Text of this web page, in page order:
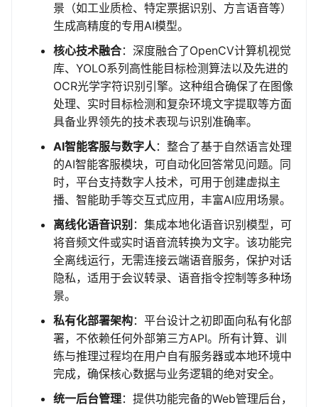
景（如工业质检、特定票据识别、方言语音等）
生成高精度的专用AI模型。
核心技术融合：深度融合了OpenCV计算机视觉
库、YOLO系列高性能目标检测算法以及先进的
OCR光学字符识别引擎。这种组合确保了在图像
处理、实时目标检测和复杂环境文字提取等方面
具备业界领先的技术表现与识别准确率。
AI智能客服与数字人：整合了基于自然语言处理
的AI智能客服模块，可自动化回答常见问题。同
时，平台支持数字人技术，可用于创建虚拟主
播、智能助手等交互式应用，丰富AI应用场景。
离线化语音识别 ：集成本地化语音识别模型，可
将音频文件或实时语音流转换为文字。该功能完
全离线运行，无需连接云端语音服务，保护对话
隐私，适用于会议转录、语音指令控制等多种场
景。
私有化部署架构：平台设计之初即面向私有化部
署，不依赖任何外部第三方API。所有计算、训
练与推理过程均在用户自有服务器或本地环境中
完成，确保核心数据与业务逻辑的绝对安全。
统一后台管理：提供功能完备的Web管理后台，